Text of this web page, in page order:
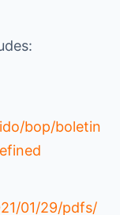
bop/boletin
01/29/pdfs/